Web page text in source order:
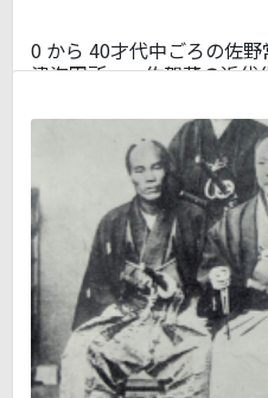
0 から 40才代中ごろの佐
津海軍所」、佐賀藩の近